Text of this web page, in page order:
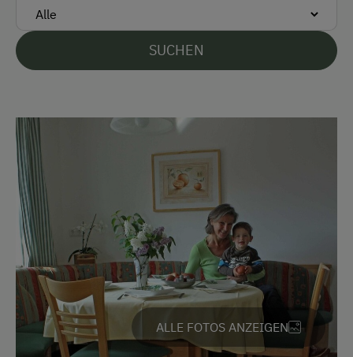
Kinder-Ausstattung
Kinder sind willkommen
Kinderspielplatz
Spielzeug
Ausstattung der Wohneinheit
Bettwäsche vorhanden
Brötchenservice
SUCHEN
ALLE FOTOS ANZEIGEN